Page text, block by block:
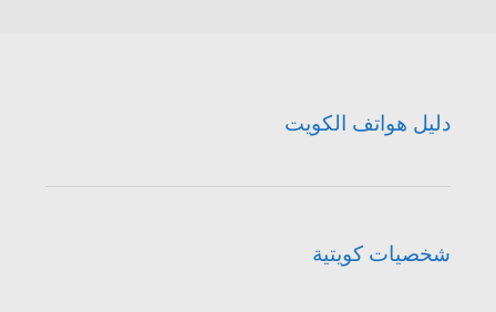
دليل هواتف الكويت
شخصيات كويتية